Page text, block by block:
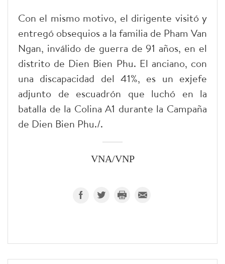
Con el mismo motivo, el dirigente visitó y
entregó obsequios a la familia de Pham Van
Ngan, inválido de guerra de 91 años, en el
distrito de Dien Bien Phu. El anciano, con
una discapacidad del 41%, es un exjefe
adjunto de escuadrón que luchó en la
batalla de la Colina A1 durante la Campaña
de Dien Bien Phu./.
VNA/VNP